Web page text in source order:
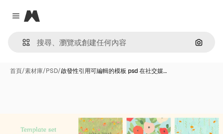
Close menu
Magnific
通過圖
首頁/素材庫/PSD/啟發性引用可編輯的模板 psd 在社交媒…